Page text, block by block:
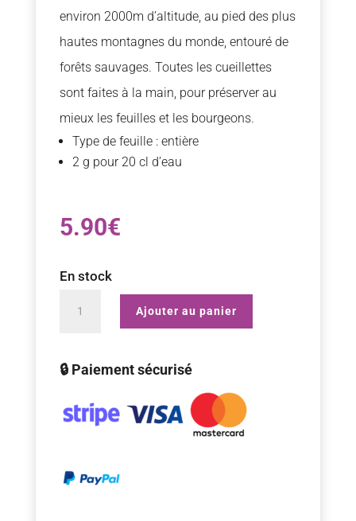
environ 2000m d’altitude, au pied des plus
hautes montagnes du monde, entouré de
forêts sauvages. Toutes les cueillettes
sont faites à la main, pour préserver au
mieux les feuilles et les bourgeons.
Type de feuille : entière
2 g pour 20 cl d’eau
5.90€
En stock
du
Népal
Himalayan
La
Ajouter au panier
🔒 Paiement sécurisé